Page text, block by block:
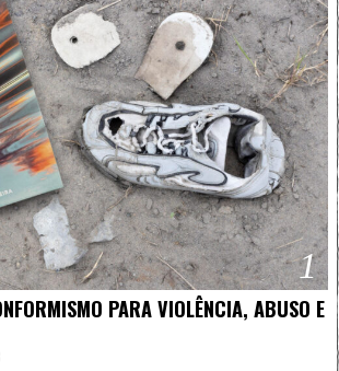
1
PARA VIOLÊNCIA, ABUSO E